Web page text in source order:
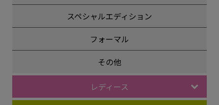
スペシャルエディション
フォーマル
その他
レディース